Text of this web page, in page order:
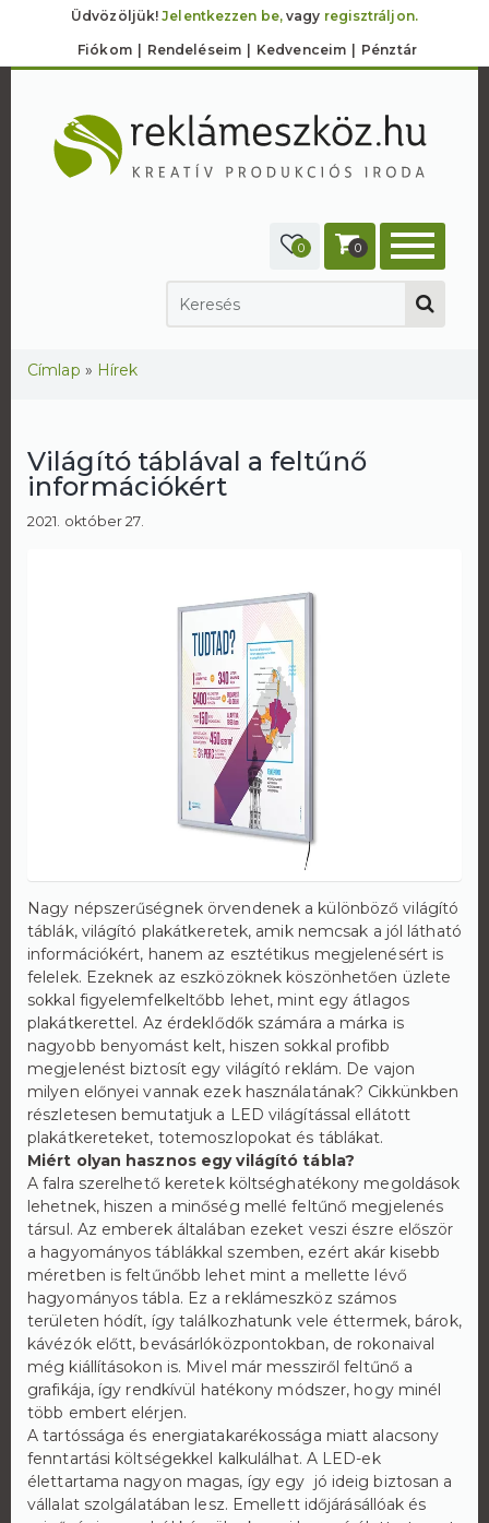
Üdvözöljük!Jelentkezzen be,vagy regisztráljon.
Fiókom Rendeléseim Kedvenceim Pénztár
0 0
Jelenlegi hely
Címlap » Hírek
Világító táblával a feltűnő
információkért
2021. október 27.
Nagy népszerűségnek örvendenek a különböző világító
táblák, világító plakátkeretek, amik nemcsak a jól látható
információkért, hanem az esztétikus megjelenésért is
felelek. Ezeknek az eszközöknek köszönhetően üzlete
sokkal figyelemfelkeltőbb lehet, mint egy átlagos
plakátkerettel. Az érdeklődők számára a márka is
nagyobb benyomást kelt, hiszen sokkal profibb
megjelenést biztosít egy világító reklám. De vajon
milyen előnyei vannak ezek használatának? Cikkünkben
részletesen bemutatjuk a LED világítással ellátott
plakátkereteket, totemoszlopokat és táblákat.
Miért olyan hasznos egy világító tábla?
A falra szerelhető keretek költséghatékony megoldások
lehetnek, hiszen a minőség mellé feltűnő megjelenés
társul. Az emberek általában ezeket veszi észre először
a hagyományos táblákkal szemben, ezért akár kisebb
méretben is feltűnőbb lehet mint a mellette lévő
hagyományos tábla. Ez a reklámeszköz számos
területen hódít, így találkozhatunk vele éttermek, bárok,
kávézók előtt, bevásárlóközpontokban, de rokonaival
még kiállításokon is. Mivel már messziről feltűnő a
grafikája, így rendkívül hatékony módszer, hogy minél
több embert elérjen.
A tartóssága és energiatakarékossága miatt alacsony
fenntartási költségekkel kalkulálhat. A LED-ek
élettartama nagyon magas, így egy jó ideig biztosan a
vállalat szolgálatában lesz. Emellett időjárásállóak és